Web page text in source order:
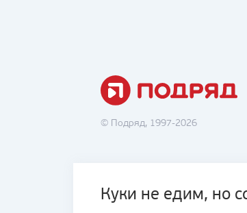
Куки не едим, но
© Подряд, 1997-2026